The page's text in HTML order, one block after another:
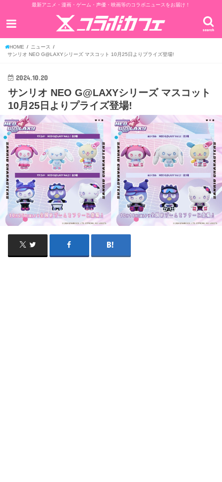
最新アニメ・漫画・ゲーム・声優・映画等のコラボニュースをお届け！
search
HOME
ニュース
サンリオ NEO G@LAXYシリーズ マスコット 10月25日よりプライズ登場!
2024.10.20
サンリオ NEO G@LAXYシリーズ マスコット
10月25日よりプライズ登場!